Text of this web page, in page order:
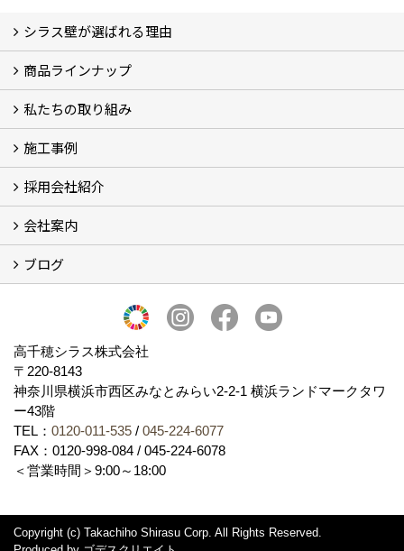
シラス壁が選ばれる理由
シラスストーリー
こだわり
シラス壁の驚くべき性能
商品ラインナップ
一覧
内装仕上げ材
外装仕上げ材
舗装材
水性無機高分子系ハイブリッド型塗料
エコリフォーム
消臭壁紙
Q&A
資料PDF
私たちの取り組み
SDGs、GHGへの取り組み (2)
マグマシラス米
特別対談 (2)
高千穂シラス解説ムービー
研究プロジェクト (4)
プロジェクト (3)
施工事例
施工事例
お客様からのお便り
採用会社紹介
採用会社紹介
「鏝人の会」左官店のご紹介
会社案内
会社概要・沿革
代表の実績
製造紹介
ショールーム
アクセス
採用情報
バナーダウンロード
プライバシーポリシー
Takachiho Shirasu Global Site
LINE公式アカウント
ブログ
高千穂シラス株式会社
〒220-8143
神奈川県横浜市西区みなとみらい2‐2‐1 横浜ランドマークタワ
ー43階
TEL： 0120-011-535 / 045-224-6077
FAX：0120-998-084 / 045-224-6078
＜営業時間＞9:00～18:00
Copyright (c) Takachiho Shirasu Corp. All Rights Reserved.